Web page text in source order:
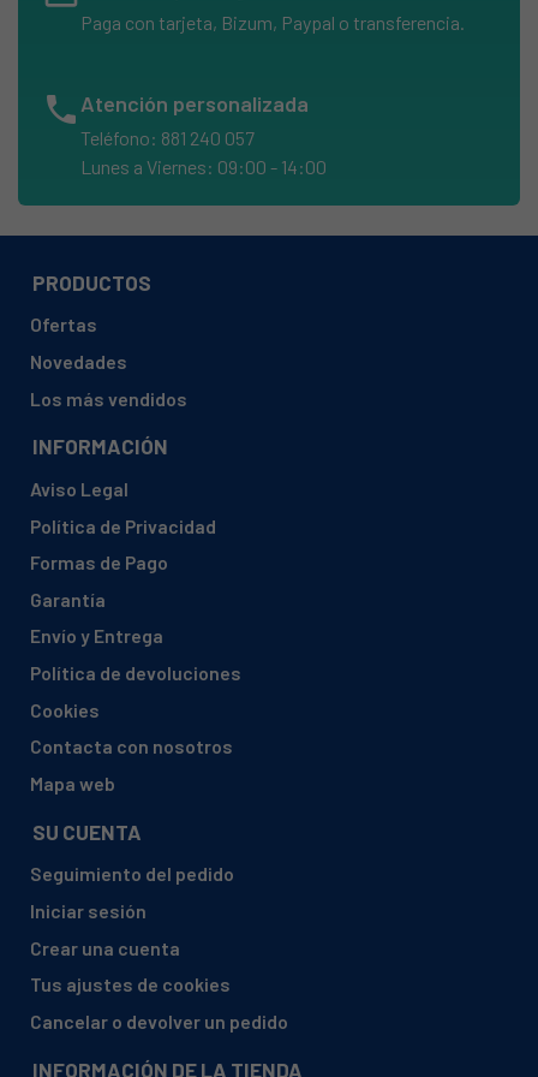
Paga con tarjeta, Bizum, Paypal o transferencia.
phone Atención personalizada
Teléfono: 881 240 057
Lunes a Viernes: 09:00 - 14:00
PRODUCTOS
Ofertas
Novedades
Los más vendidos
INFORMACIÓN
Aviso Legal
Política de Privacidad
Formas de Pago
Garantía
Envío y Entrega
Política de devoluciones
Cookies
Contacta con nosotros
Mapa web
SU CUENTA
Seguimiento del pedido
Iniciar sesión
Crear una cuenta
Tus ajustes de cookies
Cancelar o devolver un pedido
INFORMACIÓN DE LA TIENDA